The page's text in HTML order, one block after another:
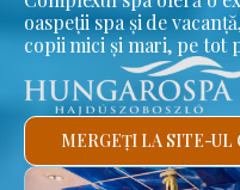
oaspeții spa și de
copii mici și mari, pe tot
MERGEȚI LA SITE-UL